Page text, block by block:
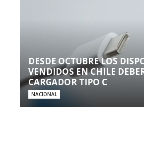
DESDE OCTUBRE LOS
VENDIDOS EN CHILE
CARGADOR TIPO C
NACIONAL